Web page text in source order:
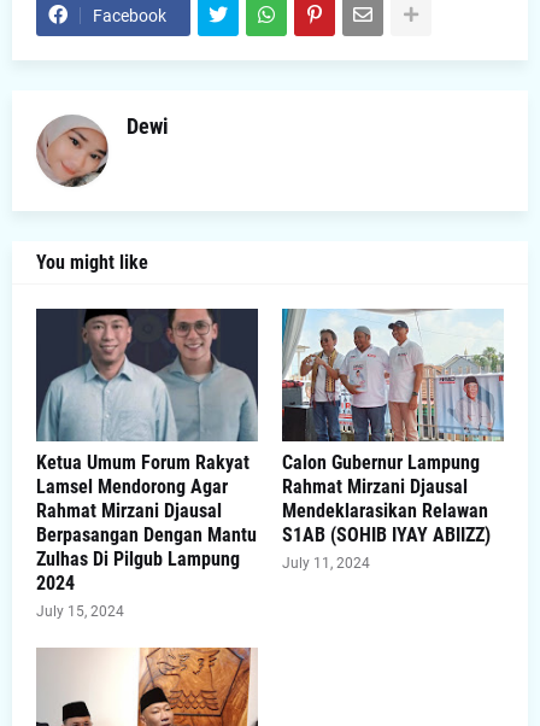
Facebook
Dewi
You might like
Ketua Umum Forum Rakyat
Lamsel Mendorong Agar
Rahmat Mirzani Djausal
Berpasangan Dengan Mantu
Zulhas Di Pilgub Lampung
2024
July 15, 2024
Calon Gubernur Lampung
Rahmat Mirzani Djausal
Mendeklarasikan Relawan
S1AB (SOHIB IYAY ABIIZZ)
July 11, 2024